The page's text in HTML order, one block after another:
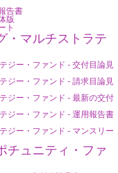
告書
版
ト
・マルチストラテ
ジー・ファンド - 交付目論見
ジー・ファンド - 請求目論見
ジー・ファンド - 最新の交付
ジー・ファンド - 運用報告書
ジー・ファンド - マンスリー
チュニティ・ファ